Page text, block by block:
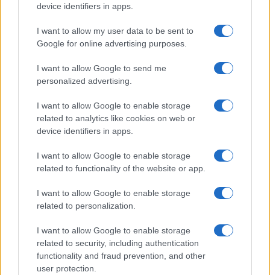
device identifiers in apps.
I want to allow my user data to be sent to
Google for online advertising purposes.
I want to allow Google to send me
personalized advertising.
I want to allow Google to enable storage
related to analytics like cookies on web or
device identifiers in apps.
I want to allow Google to enable storage
related to functionality of the website or app.
I want to allow Google to enable storage
related to personalization.
I want to allow Google to enable storage
related to security, including authentication
functionality and fraud prevention, and other
user protection.
Bourses européennes : l’impact des négociations sur le détroit
d’Ormuz
Thomas Lefevre · 6 Août 2026